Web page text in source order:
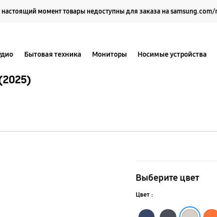
настоящий момент товары недоступны для заказа на samsung.com/
Бытовая техника Мониторы Носимые устройства
для
Galaxy
Выберите цвет
Цвет :